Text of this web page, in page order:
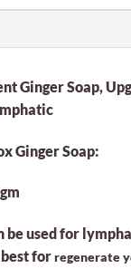
Ginger Soap,
Ginger Soap:
be used for
best forregenerate